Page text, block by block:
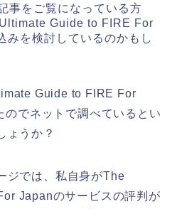
事をご覧になっている方
Guide to FIRE For
みを検討しているのかもし
Guide to FIRE For
でネットで調べているとい
ょうか？
ジでは、私自身がThe
Japanのサービスの評判が